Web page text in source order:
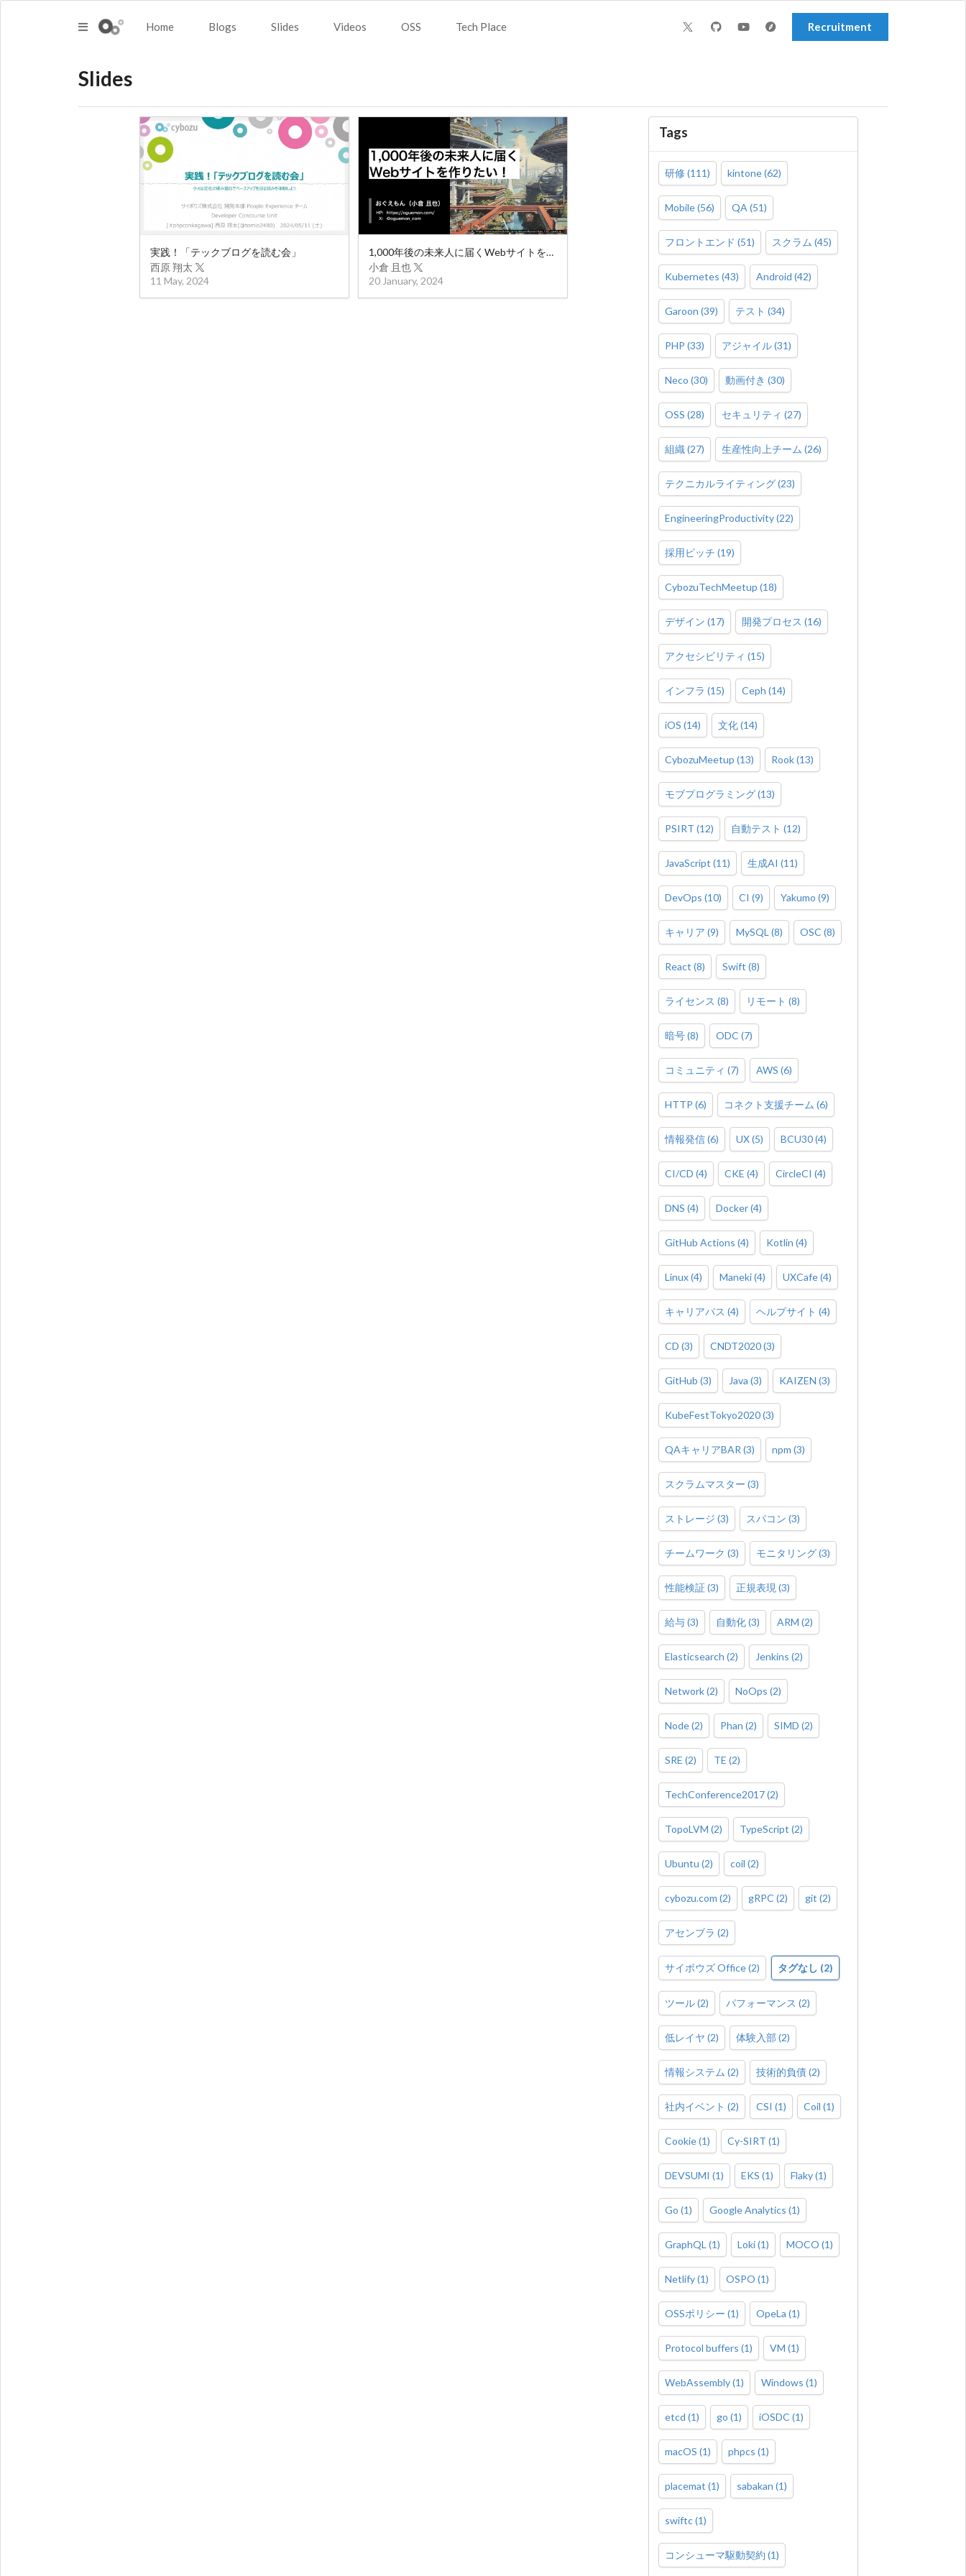
Home Blogs Slides Videos OSS Tech Place Recruitment
Slides
実践！「テックブログを読む会」
西原 翔太
11 May, 2024
1,000年後の未来人に届くWebサイトを作りたい！
小倉 且也
20 January, 2024
Tags
研修 (111) kintone(62)
Mobile(56) QA (51)
フロントエンド (51) スクラム (45)
Kubernetes (43) Android (42)
Garoon (39) テスト (34)
PHP (33) アジャイル(31)
Neco (30) 動画付き (30)
OSS (28) セキュリティ (27)
組織(27) 生産性向上チーム (26)
テクニカルライティング(23)
EngineeringProductivity(22)
採用ピッチ (19)
CybozuTechMeetup (18)
デザイン (17) 開発プロセス (16)
アクセシビリティ (15)
インフラ (15) Ceph (14)
iOS (14) 文化(14)
CybozuMeetup (13) Rook(13)
モブプログラミング(13)
PSIRT (12) 自動テスト (12)
JavaScript (11) 生成AI (11)
DevOps (10) CI (9) Yakumo (9)
キャリア (9) MySQL (8) OSC (8)
React (8) Swift (8)
ライセンス (8) リモート (8)
暗号(8) ODC (7)
コミュニティ (7) AWS (6)
HTTP (6) コネクト支援チーム (6)
情報発信(6) UX(5) BCU30(4)
CI/CD (4) CKE (4) CircleCI (4)
DNS (4) Docker(4)
GitHub Actions (4) Kotlin (4)
Linux(4) Maneki(4) UXCafe(4)
キャリアパス (4) ヘルプサイト (4)
CD (3) CNDT2020(3)
GitHub (3) Java (3) KAIZEN (3)
KubeFestTokyo2020(3)
QAキャリアBAR (3) npm (3)
スクラムマスター (3)
ストレージ (3) スパコン (3)
チームワーク (3) モニタリング(3)
性能検証(3) 正規表現 (3)
給与(3) 自動化(3) ARM (2)
Elasticsearch (2) Jenkins (2)
Network(2) NoOps (2)
Node(2) Phan (2) SIMD (2)
SRE (2) TE (2)
TechConference2017(2)
TopoLVM (2) TypeScript (2)
Ubuntu (2) coil (2)
cybozu.com (2) gRPC (2) git (2)
アセンブラ (2)
サイボウズ Office(2) タグなし (2)
ツール(2) パフォーマンス (2)
低レイヤ (2) 体験入部 (2)
情報システム (2) 技術的負債(2)
社内イベント (2) CSI (1) Coil (1)
Cookie(1) Cy-SIRT (1)
DEVSUMI (1) EKS (1) Flaky(1)
Go (1) Google Analytics (1)
GraphQL (1) Loki(1) MOCO (1)
Netlify(1) OSPO (1)
OSSポリシー (1) OpeLa (1)
Protocol buffers (1) VM (1)
WebAssembly(1) Windows (1)
etcd (1) go (1) iOSDC (1)
macOS (1) phpcs (1)
placemat (1) sabakan (1)
swiftc(1)
コンシューマ駆動契約 (1)